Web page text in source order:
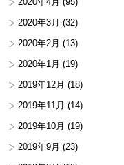
2020年3月 (32)
2020年2月 (13)
2020年1月 (19)
2019年12月 (18)
2019年11月 (14)
2019年10月 (19)
2019年9月 (23)